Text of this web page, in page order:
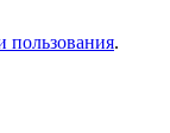
пользования.